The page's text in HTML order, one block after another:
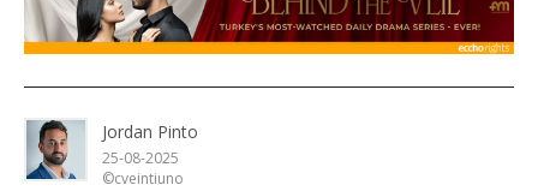
Jordan Pinto
25-08-2025
©cveintiuno